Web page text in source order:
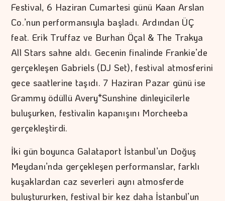
Festival, 6 Haziran Cumartesi günü Kaan Arslan
Co.’nun performansıyla başladı. Ardından ÜÇ
feat. Erik Truffaz ve Burhan Öçal & The Trakya
All Stars sahne aldı. Gecenin finalinde Frankie’de
gerçekleşen Gabriels (DJ Set), festival atmosferini
gece saatlerine taşıdı. 7 Haziran Pazar günü ise
Grammy ödüllü Avery*Sunshine dinleyicilerle
buluşurken, festivalin kapanışını Morcheeba
gerçekleştirdi.
İki gün boyunca Galataport İstanbul’un Doğuş
Meydanı’nda gerçekleşen performanslar, farklı
kuşaklardan caz severleri aynı atmosferde
buluştururken, festival bir kez daha İstanbul’un